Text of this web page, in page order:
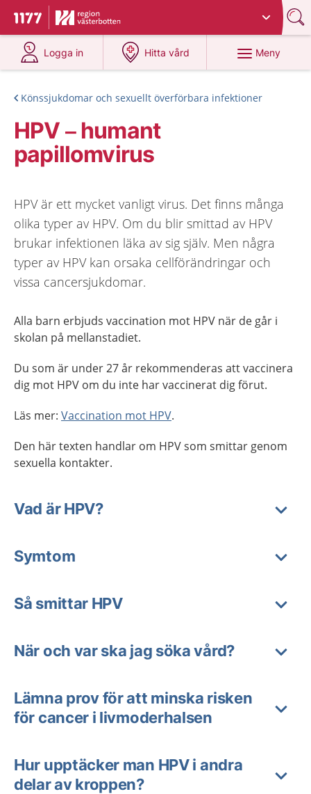
Till startsidan för 1177
Du har valt region
Logga in
på 1177.se
Hitta vård
på 1177.se
Meny
Könssjukdomar och sexuellt överförbara infektioner
HPV – humant
papillomvirus
HPV är ett mycket vanligt virus. Det finns många
olika typer av HPV. Om du blir smittad av HPV
brukar infektionen läka av sig själv. Men några
typer av HPV kan orsaka cellförändringar och
vissa cancersjukdomar.
Alla barn erbjuds vaccination mot HPV när de går i
skolan på mellanstadiet.
Du som är under 27 år rekommenderas att vaccinera
dig mot HPV om du inte har vaccinerat dig förut.
Läs mer: Vaccination mot HPV.
Den här texten handlar om HPV som smittar genom
sexuella kontakter.
Vad är HPV?
Symtom
Så smittar HPV
När och var ska jag söka vård?
Lämna prov för att minska risken
för cancer i livmoderhalsen
Hur upptäcker man HPV i andra
delar av kroppen?